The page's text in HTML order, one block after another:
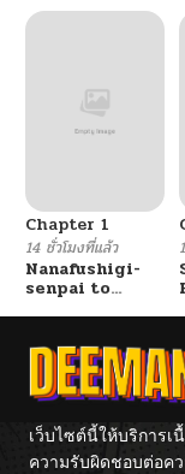
ตอนที่ 402
ตอนที่ 401
ตอนที่ 400
ตอนที่ 399
Chapter 1
14 ชั่วโมงที่แล้ว
Nanafushigi-
senpai to
เว็บไซต์นี้ให้บริการเ
ความรับผิดชอบต่อค